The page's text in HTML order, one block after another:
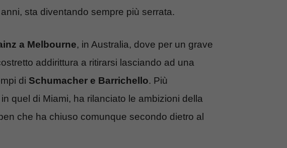
sta diventando sempre più serrata.
a Melbourne, in Australia, dove per un grave
addirittura a ritirarsi lasciando ad una
di Schumacher e Barrichello. Più
quel di Miami, ha rilanciato le ambizioni della
che ha chiuso comunque secondo dietro al